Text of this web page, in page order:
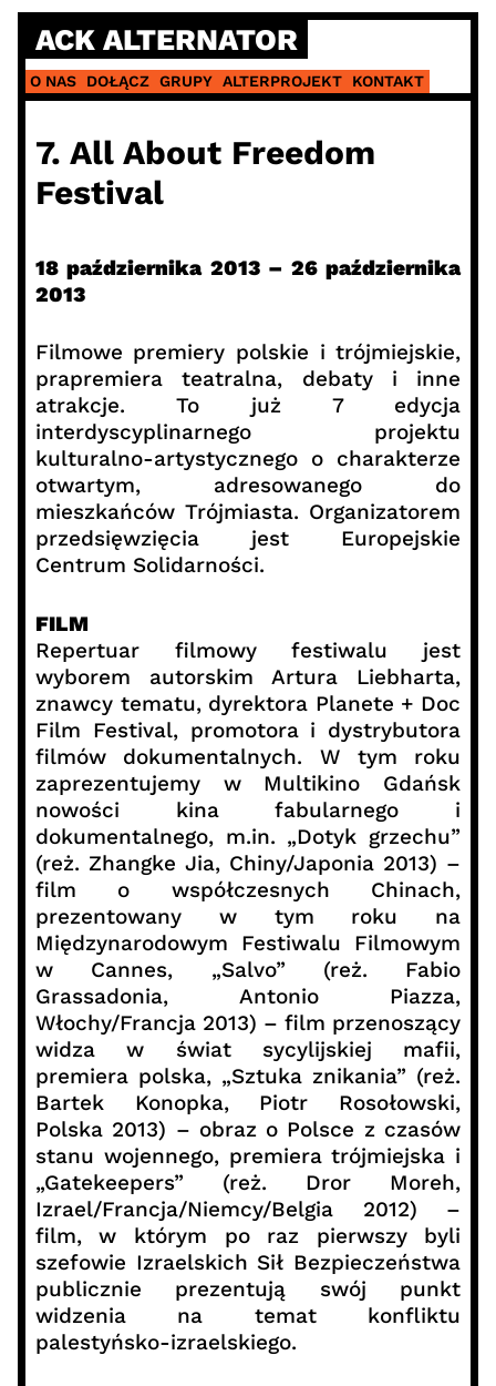
Skip
content
ACK ALTERNATOR
O NAS DOŁĄCZ GRUPY ALTERPROJEKT KONTAKT
7. All About Freedom
Festival
18 października 2013 – 26 października
2013
Filmowe premiery polskie i trójmiejskie,
prapremiera teatralna, debaty i inne
atrakcje. To już 7 edycja
interdyscyplinarnego projektu
kulturalno-artystycznego o charakterze
otwartym, adresowanego do
mieszkańców Trójmiasta. Organizatorem
przedsięwzięcia jest Europejskie
Centrum Solidarności.
FILM
Repertuar filmowy festiwalu jest
wyborem autorskim Artura Liebharta,
znawcy tematu, dyrektora Planete + Doc
Film Festival, promotora i dystrybutora
filmów dokumentalnych. W tym roku
zaprezentujemy w Multikino Gdańsk
nowości kina fabularnego i
dokumentalnego, m.in. „Dotyk grzechu”
(reż. Zhangke Jia, Chiny/Japonia 2013) –
film o współczesnych Chinach,
prezentowany w tym roku na
Międzynarodowym Festiwalu Filmowym
w Cannes, „Salvo” (reż. Fabio
Grassadonia, Antonio Piazza,
Włochy/Francja 2013) – film przenoszący
widza w świat sycylijskiej mafii,
premiera polska, „Sztuka znikania” (reż.
Bartek Konopka, Piotr Rosołowski,
Polska 2013) – obraz o Polsce z czasów
stanu wojennego, premiera trójmiejska i
„Gatekeepers” (reż. Dror Moreh,
Izrael/Francja/Niemcy/Belgia 2012) –
film, w którym po raz pierwszy byli
szefowie Izraelskich Sił Bezpieczeństwa
publicznie prezentują swój punkt
widzenia na temat konfliktu
palestyńsko-izraelskiego.